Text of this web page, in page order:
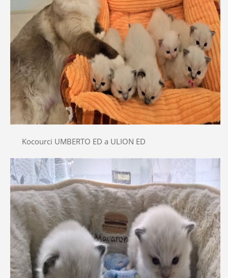
Kocourci UMBERTO ED a ULION ED